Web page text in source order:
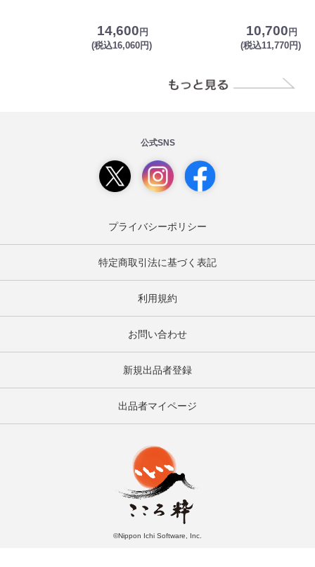
14,600 円
(税込16,060円)
10,700 円
(税込11,770円)
公式SNS
プライバシーポリシー
特定商取引法に基づく表記
利用規約
お問い合わせ
新規出品者登録
出品者マイページ
©Nippon Ichi Software, Inc.